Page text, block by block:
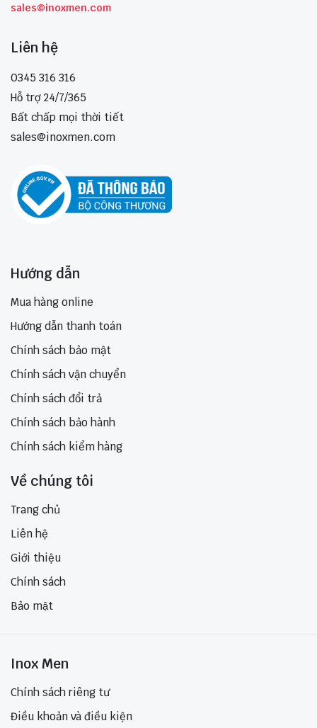
sales@inoxmen.com
Liên hệ
0345 316 316
Hỗ trợ 24/7/365
Bất chấp mọi thời tiết
sales@inoxmen.com
Hướng dẫn
Mua hàng online
Hướng dẫn thanh toán
Chính sách bảo mật
Chính sách vận chuyển
Chính sách đổi trả
Chính sách bảo hành
Chính sách kiểm hàng
Về chúng tôi
Trang chủ
Liên hệ
Giới thiệu
Chính sách
Bảo mật
Inox Men
Chính sách riêng tư
Điều khoản và điều kiện